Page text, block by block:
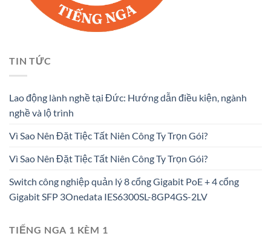
TIN TỨC
Lao động lành nghề tại Đức: Hướng dẫn điều kiện, ngành
nghề và lộ trình
Vì Sao Nên Đặt Tiệc Tất Niên Công Ty Trọn Gói?
Vì Sao Nên Đặt Tiệc Tất Niên Công Ty Trọn Gói?
Switch công nghiệp quản lý 8 cổng Gigabit PoE + 4 cổng
Gigabit SFP 3Onedata IES6300SL-8GP4GS-2LV
TIẾNG NGA 1 KÈM 1